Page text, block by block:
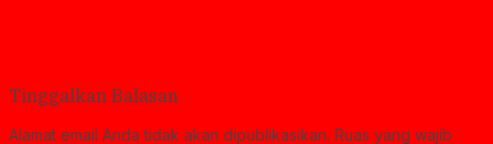
Tinggalkan Balasan
Alamat email Anda tidak akan dipublikasikan. Ruas yang wajib